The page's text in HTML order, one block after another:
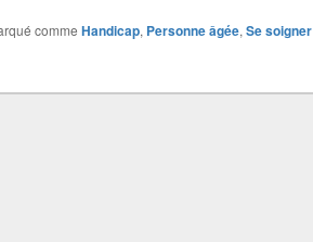
comme Handicap, Personne âgée,Se soigner